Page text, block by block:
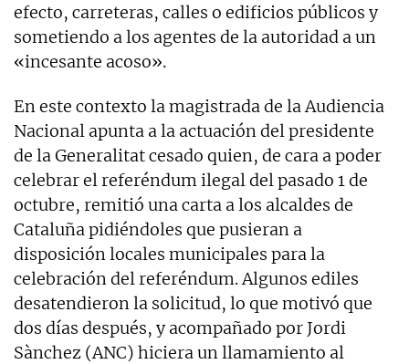
efecto, carreteras, calles o edificios públicos y
sometiendo a los agentes de la autoridad a un
«incesante acoso».
En este contexto la magistrada de la Audiencia
Nacional apunta a la actuación del presidente
de la Generalitat cesado quien, de cara a poder
celebrar el referéndum ilegal del pasado 1 de
octubre, remitió una carta a los alcaldes de
Cataluña pidiéndoles que pusieran a
disposición locales municipales para la
celebración del referéndum. Algunos ediles
desatendieron la solicitud, lo que motivó que
dos días después, y acompañado por Jordi
Sànchez (ANC) hiciera un llamamiento al